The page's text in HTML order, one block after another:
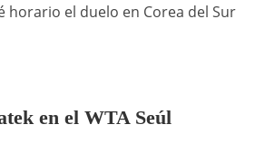
horario el duelo en Corea del Sur
en el WTA Seúl